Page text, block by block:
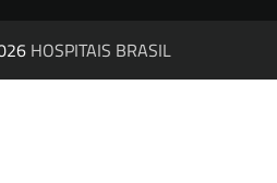
HOSPITAIS BRASIL